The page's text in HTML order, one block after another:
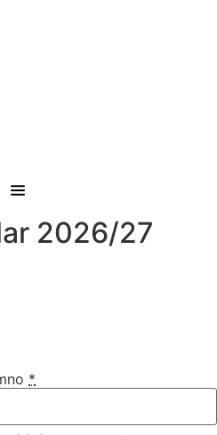
2026/27
*